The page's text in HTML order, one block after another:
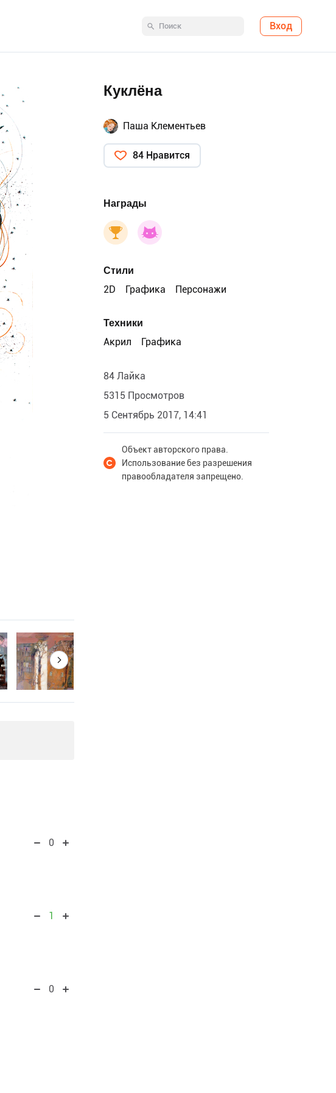
Вход
0
1
0
Куклёна
Паша Клементьев
84 Нравится
Награды
Стили
2D
Графика Персонажи
Техники
Акрил
Графика
84 Лайка
5315 Просмотров
5 Сентябрь 2017, 14:41
Объект авторского права.
Использование без разрешения
правообладателя запрещено.